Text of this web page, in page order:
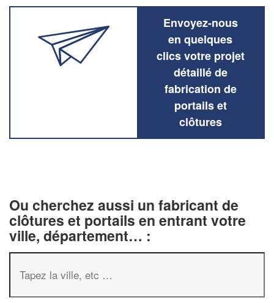
Envoyez-nous
en quelques
clics votre projet
détaillé de
fabrication de
portails et
clôtures
Ou cherchez aussi un fabricant de
clôtures et portails en entrant votre
ville, département… :